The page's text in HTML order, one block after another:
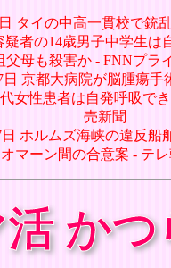
タイの中高一貫校で銃
疑者の14歳男子中学生は
父母も殺害か - FNNプラ
日 京都大病院が脳腫瘍手
女性患者は自発呼吸で
売新聞
日 ホルムズ海峡の違反船
マーン間の合意案 - テ
か